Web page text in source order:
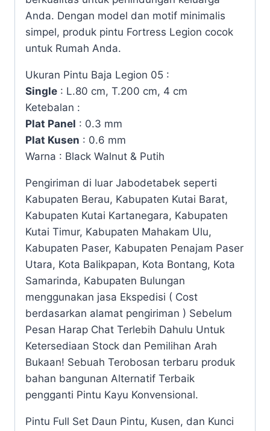
Anda. Dengan model dan motif minimalis
simpel, produk pintu Fortress Legion cocok
untuk Rumah Anda.
Ukuran Pintu Baja Legion 05 :
Single : L.80 cm, T.200 cm, 4 cm
Ketebalan :
Plat Panel : 0.3 mm
Plat Kusen : 0.6 mm
Warna : Black Walnut & Putih
Pengiriman di luar Jabodetabek seperti
Kabupaten Berau, Kabupaten Kutai Barat,
Kabupaten Kutai Kartanegara, Kabupaten
Kutai Timur, Kabupaten Mahakam Ulu,
Kabupaten Paser, Kabupaten Penajam Paser
Utara, Kota Balikpapan, Kota Bontang, Kota
Samarinda, Kabupaten Bulungan
menggunakan jasa Ekspedisi ( Cost
berdasarkan alamat pengiriman ) Sebelum
Pesan Harap Chat Terlebih Dahulu Untuk
Ketersediaan Stock dan Pemilihan Arah
Bukaan! Sebuah Terobosan terbaru produk
bahan bangunan Alternatif Terbaik
pengganti Pintu Kayu Konvensional.
Pintu Full Set Daun Pintu, Kusen, dan Kunci